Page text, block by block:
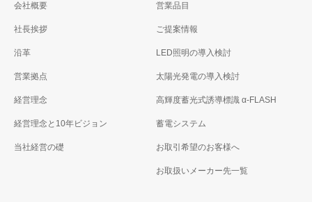
会社概要
社長挨拶
沿革
営業拠点
経営理念
経営理念と10年ビジョン
当社経営の礎
営業品目
ご提案情報
LED照明の導入検討
太陽光発電の導入検討
高輝度蓄光式誘導標識 α‐FLASH
蓄電システム
お取引希望のお客様へ
お取扱いメーカー先一覧